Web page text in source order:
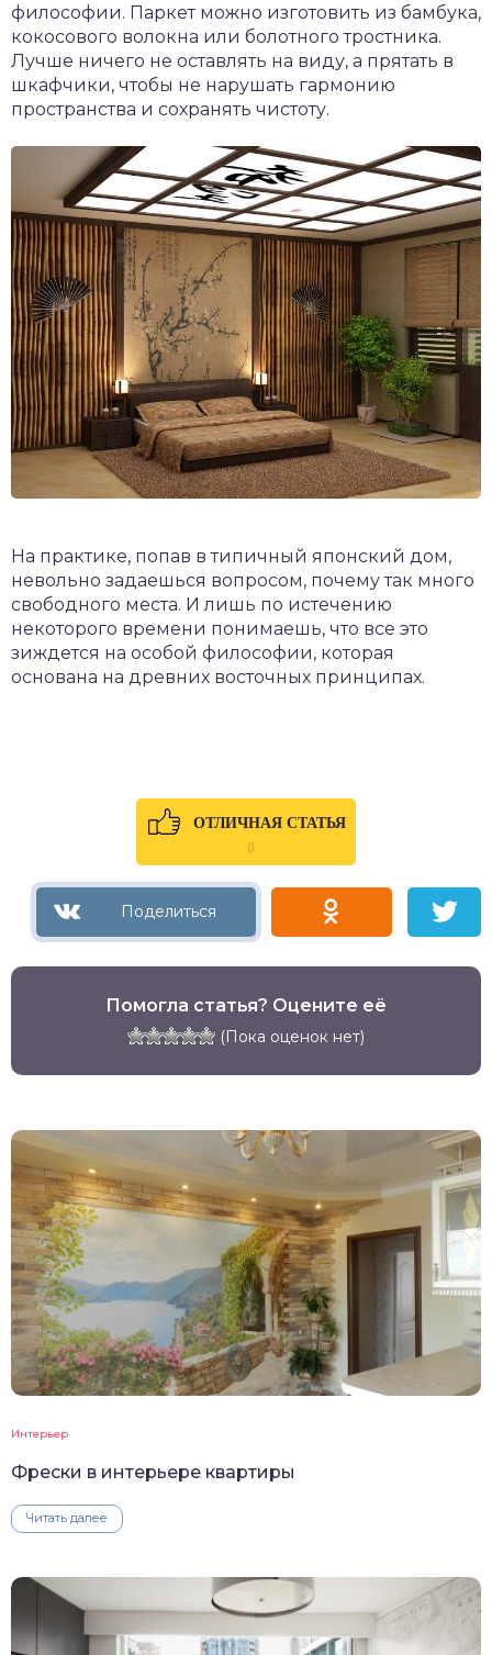
философии. Паркет можно изготовить из бамбука,
кокосового волокна или болотного тростника.
Лучше ничего не оставлять на виду, а прятать в
шкафчики, чтобы не нарушать гармонию
пространства и сохранять чистоту.
На практике, попав в типичный японский дом,
невольно задаешься вопросом, почему так много
свободного места. И лишь по истечению
некоторого времени понимаешь, что все это
зиждется на особой философии, которая
основана на древних восточных принципах.
ОТЛИЧНАЯ СТАТЬЯ
0
Помогла статья? Оцените её
(Пока оценок нет)
Интерьер
Фрески в интерьере квартиры
Читать далее